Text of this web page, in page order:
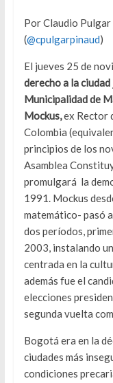
Por Claudio Pulgar
(@cpulgarpinaud)
El jueves 25 de
derecho a la
Municipalidad de
Mockus,ex Rector
Colombia
principios de los
Asamblea
promulgará la
1991. Mockus
matemático- pasó
dos períodos,
2003, instalando
centrada en la
además fue el
elecciones
segunda vuelta
Bogotá era en la
ciudades más
condiciones